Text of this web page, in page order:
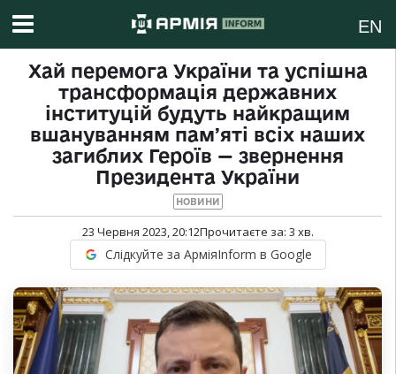
EN
Хай перемога України та успішна
трансформація державних
інституцій будуть найкращим
вшануванням памʼяті всіх наших
загиблих Героїв — звернення
Президента України
НОВИНИ
23 Червня 2023, 20:12Прочитаєте за: 3 хв.
Слідкуйте за АрміяInform в Google